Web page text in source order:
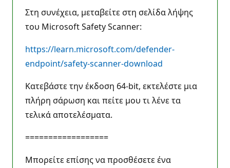
Στη συνέχεια, μεταβείτε στη σελίδα λήψης
του Microsoft Safety Scanner:
https://learn.microsoft.com/defender-
endpoint/safety-scanner-download
Κατεβάστε την έκδοση 64-bit, εκτελέστε μια
πλήρη σάρωση και πείτε μου τι λένε τα
τελικά αποτελέσματα.
==================
Μπορείτε επίσης να προσθέσετε ένα